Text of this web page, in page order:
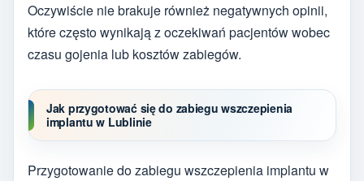
Oczywiście nie brakuje również negatywnych opinii,
które często wynikają z oczekiwań pacjentów wobec
czasu gojenia lub kosztów zabiegów.
Jak przygotować się do zabiegu wszczepienia
implantu w Lublinie
Przygotowanie do zabiegu wszczepienia implantu w